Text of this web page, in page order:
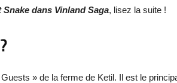
Snake dans Vinland Saga, lisez la suite !
» de la ferme de Ketil. Il est le